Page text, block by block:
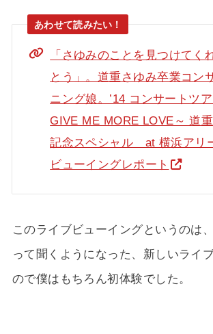
「さゆみのことを見つけてく
とう」。道重さゆみ卒業コン
ニング娘。’14 コンサートツ
GIVE ME MORE LOVE～ 道
記念スペシャル at 横浜アリ
ビューイングレポート
このライブビューイングというのは
って聞くようになった、新しいライ
ので僕はもちろん初体験でした。